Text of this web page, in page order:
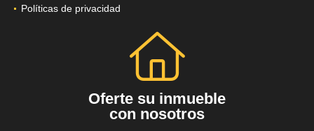
Contáctenos
Oferte su inmueble